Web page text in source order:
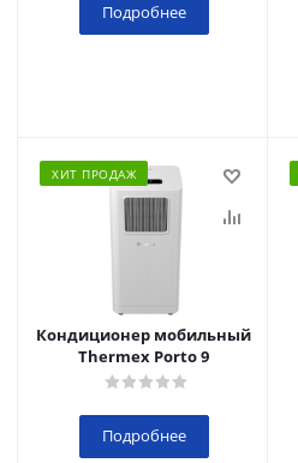
Подробнее
ХИТ ПРОДАЖ
Кондиционер мобильный
Thermex Porto 9
Подробнее